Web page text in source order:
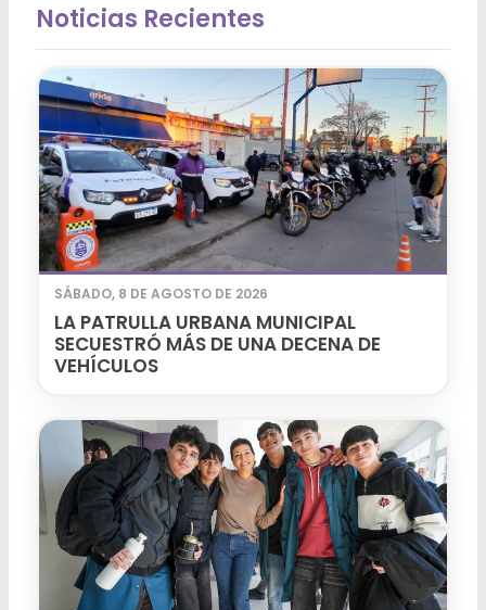
Noticias Recientes
SÁBADO, 8 DE AGOSTO DE 2026
LA PATRULLA URBANA MUNICIPAL
SECUESTRÓ MÁS DE UNA DECENA DE
VEHÍCULOS